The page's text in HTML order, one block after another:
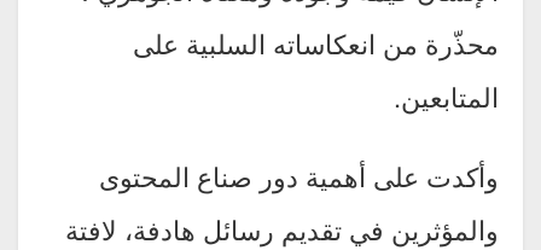
محذّرة من انعكاساته السلبية على
المتابعين.
وأكدت على أهمية دور صناع المحتوى
والمؤثرين في تقديم رسائل هادفة، لافتة